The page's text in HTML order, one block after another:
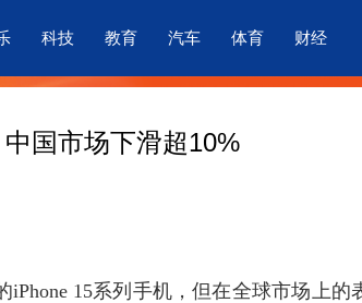
科技 教育 汽车 体育 财经
国市场下滑超10%
iPhone15系列 手机 ，但在全球市场上的